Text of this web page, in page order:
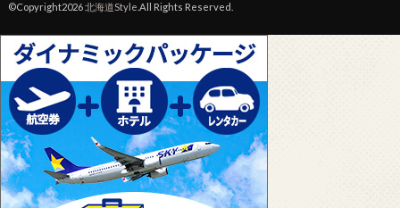
©Copyright2026北海道Style .All Rights Reserved.